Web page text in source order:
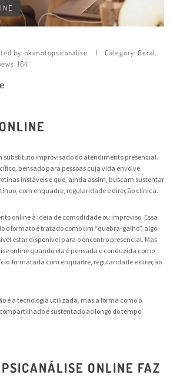
by: akimotopsicanalise Category: Geral
164
substituto improvisado do atendimento presencial.
pensado para pessoas cuja vida envolve
instáveis e que, ainda assim, buscam sustentar
com enquadre, regularidade e direção clínica.
online à ideia de comodidade ou improviso. Essa
o formato é tratado como um “quebra-galho”, algo
estar disponível para o encontro presencial. Mas
online quando ela é pensada e conduzida como
formatada com enquadre, regularidade e direção
é a tecnologia utilizada, mas a forma como o
é sustentado ao longo do tempo.
ONLINE FAZ